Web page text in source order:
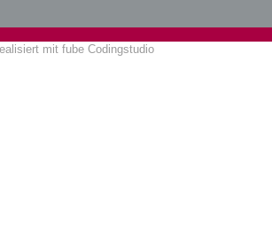
mit fube Codingstudio